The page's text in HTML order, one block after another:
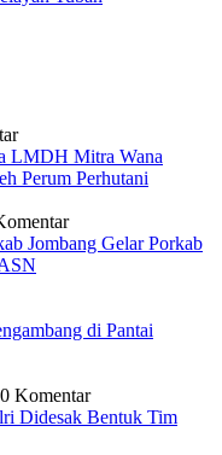
LMDH Mitra Wana
Perum Perhutani
Jombang Gelar Porkab
di Pantai
0 Komentar
Didesak Bentuk Tim